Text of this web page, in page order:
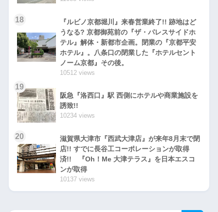
18
『ルビノ京都堀川』来春営業終了!! 跡地はど
うなる? 京都御苑前の『ザ・パレスサイドホ
テル』解体・新都市企画。閉業の『京都平安
ホテル』。八条口の閉業した『ホテルセント
ノーム京都』その後。
10512 views
19
阪急『洛西口』駅 西側にホテルや商業施設を
誘致!!
10234 views
20
滋賀県大津市『西武大津店』が来年8月末で閉
店!! すでに長谷工コーポレーションが取得
済!! 『Oh！Me 大津テラス』を日本エスコ
ンが取得
10137 views